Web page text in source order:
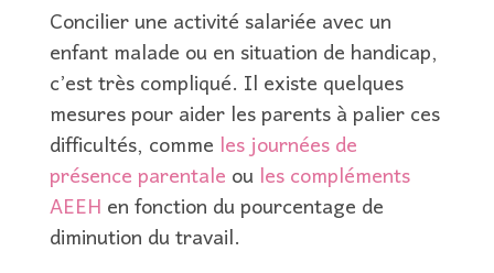
Concilier une activité salariée avec un
enfant malade ou en situation de handicap,
c’est très compliqué. Il existe quelques
mesures pour aider les parents à palier ces
difficultés, commeles journées de
présence parentaleoules compléments
AEEHen fonction du pourcentage de
diminution du travail.